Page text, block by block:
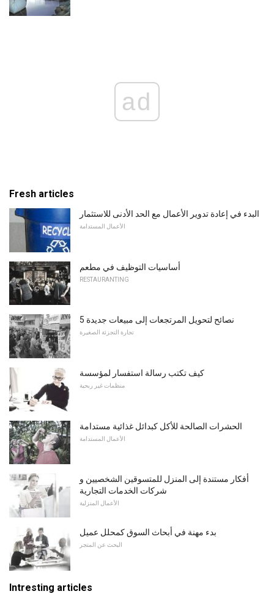
ad
Fresh articles
البدء في إعادة تدوير الأعمال مع الحد الأدنى للاستثمار
الأعمال المستدامة
أساسيات التوظيف في مطعم
RESTAURANTING
5 نصائح لتحويل المرتجعات إلى مبيعات جديدة
تجارة التجزئة الصغيرة
كيف تكتب رسالة استفسار لمؤسسة
منظمات غير ربحية
الحشرات الصالحة للأكل كبدائل غذائية مستدامة
الأعمال المستدامة
أفكار مستندة إلى المنزل للمتسوقين الشخصيين و
شركات الخدمات التجارية
الأعمال المنزلية
بدء مهنة في أبحاث السوق كمحلل عميل
البحث عن المتجر
Intresting articles